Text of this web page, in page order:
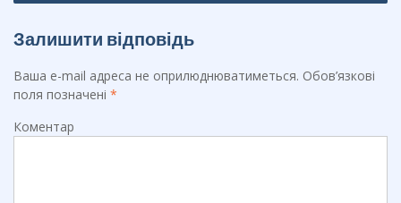
Залишити відповідь
Ваша e-mail адреса не оприлюднюватиметься. Обов’язкові
поля позначені *
Коментар